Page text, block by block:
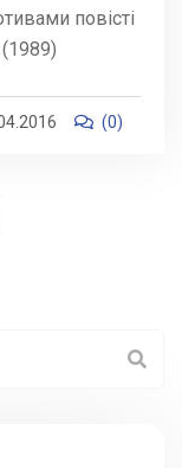
повісті
(0)